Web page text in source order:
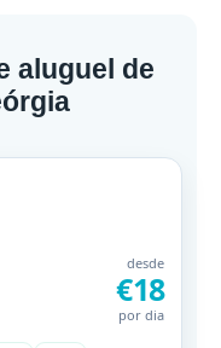
aluguel de
desde
€18
por dia